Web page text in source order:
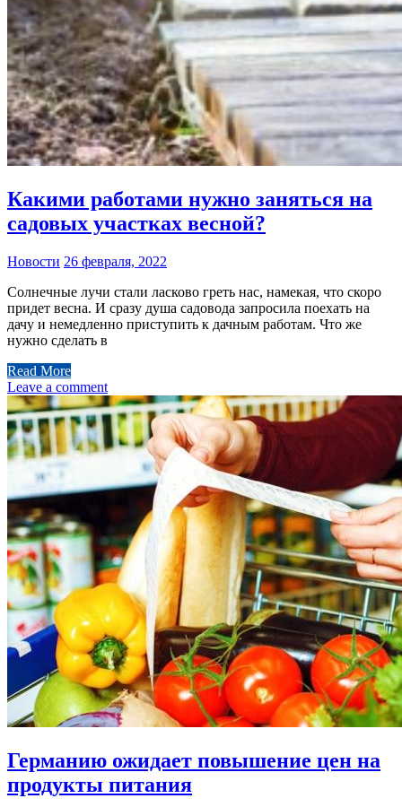
Какими работами нужно заняться на
садовых участках весной?
Новости 26 февраля, 2022
Солнечные лучи стали ласково греть нас, намекая, что скоро
придет весна. И сразу душа садовода запросила поехать на
дачу и немедленно приступить к дачным работам. Что же
нужно сделать в
Read More
Leave a comment
Германию ожидает повышение цен на
продукты питания